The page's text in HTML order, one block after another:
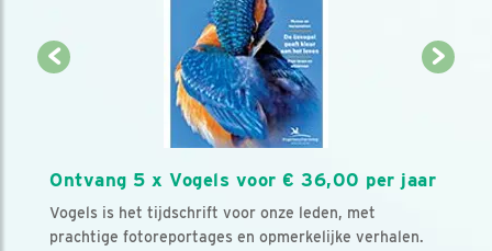
Ontvang 5 x Vogels voor € 36,00 per jaar
Vogels is het tijdschrift voor onze leden, met
prachtige fotoreportages en opmerkelijke verhalen.